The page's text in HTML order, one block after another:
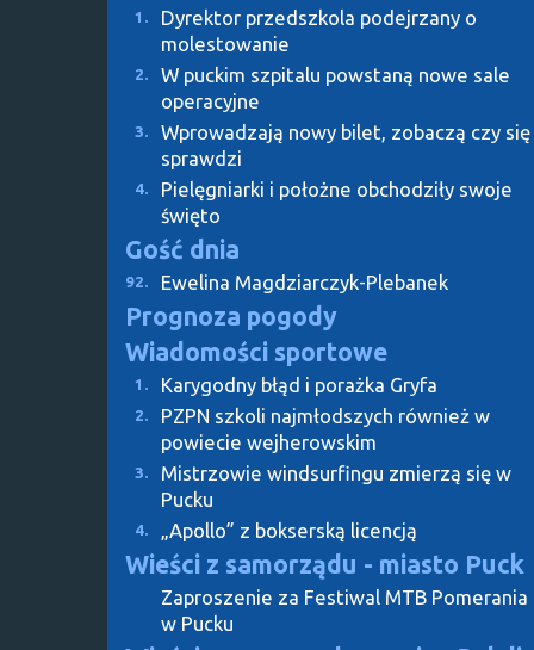
1.
Dyrektor przedszkola podejrzany o
molestowanie
2.
W puckim szpitalu powstaną nowe sale
operacyjne
3.
Wprowadzają nowy bilet, zobaczą czy się
sprawdzi
4.
Pielęgniarki i położne obchodziły swoje
święto
Gość dnia
92. Ewelina Magdziarczyk-Plebanek
Prognoza pogody
Wiadomości sportowe
1. Karygodny błąd i porażka Gryfa
2.
PZPN szkoli najmłodszych również w
powiecie wejherowskim
3.
Mistrzowie windsurfingu zmierzą się w
Pucku
4. „Apollo” z bokserską licencją
Wieści z samorządu - miasto Puck
Zaproszenie za Festiwal MTB Pomerania
w Pucku